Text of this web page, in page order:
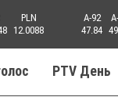
PLN
12.0088
A-92
47.84
PTV День